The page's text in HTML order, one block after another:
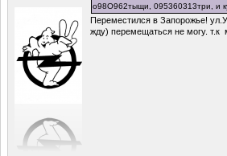
о98О962тыщи, 095360313три, и
Переместился в Запорожье!
жду) перемещаться не могу.